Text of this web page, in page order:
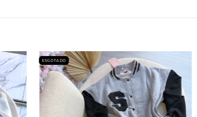
ESGOTADO